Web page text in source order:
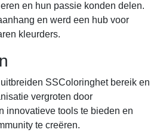
en hun passie konden delen.
en werd een hub voor
kleurders.
SSColoringhet bereik en
vergroten door
innovatieve tools te bieden en
te creëren.